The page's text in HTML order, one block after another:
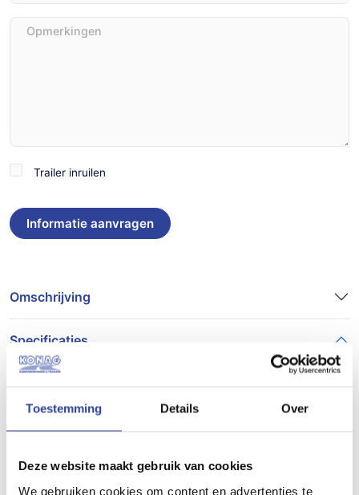
Toestemming Details Over
Deze website maakt gebruik van cookies
We gebruiken cookies om content en advertenties te
Opmerkingen
TrailerTrailer inruilen
Omschrijving
Specificaties